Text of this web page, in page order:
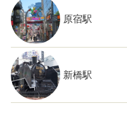
原宿駅
新橋駅